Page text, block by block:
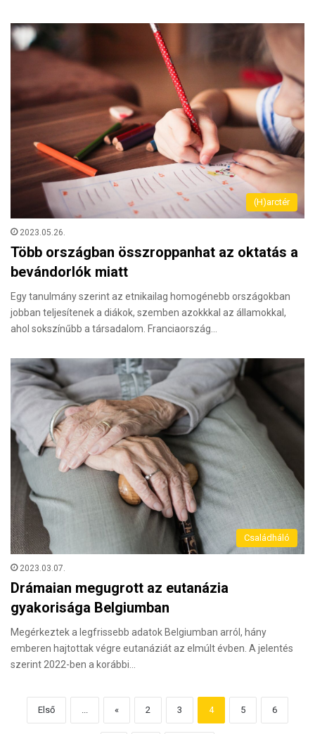
(H)arctér
2023.05.26.
Több országban összroppanhat az oktatás a
bevándorlók miatt
Egy tanulmány szerint az etnikailag homogénebb országokban
jobban teljesítenek a diákok, szemben azokkkal az államokkal,
ahol sokszínűbb a társadalom. Franciaország…
Családháló
2023.03.07.
Drámaian megugrott az eutanázia
gyakorisága Belgiumban
Megérkeztek a legfrissebb adatok Belgiumban arról, hány
emberen hajtottak végre eutanáziát az elmúlt évben. A jelentés
szerint 2022-ben a korábbi…
Első ... « 2 3 4 5 6